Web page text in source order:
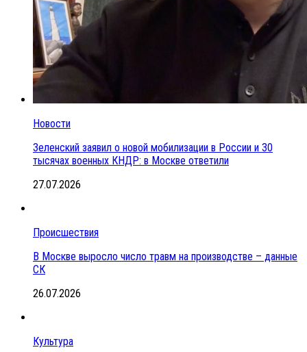
Новости
Зеленский заявил о новой мобилизации в России и 30
тысячах военных КНДР: в Москве ответили
27.07.2026
Происшествия
В Москве выросло число травм на производстве – данные
СК
26.07.2026
Культура